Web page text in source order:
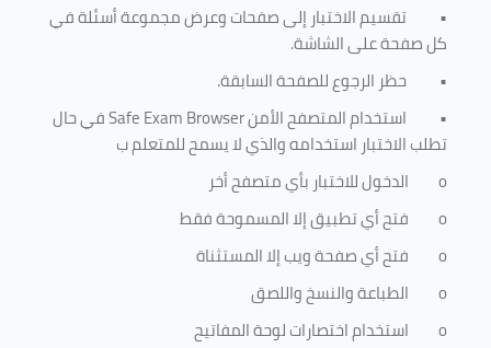
• تقسيم الاختبار إلى صفحات وعرض مجموعة أسئلة في
كل صفحة على الشاشة.
• حظر الرجوع للصفحة السابقة.
• استخدام المتصفح الأمنSafe Exam Browserفي حال
تطلب الاختبار استخدامه والذي لا يسمح للمتعلم ب
o
الدخول للاختبار بأي متصفح أخر
o
فتح أي تطبيق إلا المسموحة فقط
o
فتح أي صفحة ويب إلا المستثناة
o
الطباعة والنسخ واللصق
o
استخدام اختصارات لوحة المفاتيح